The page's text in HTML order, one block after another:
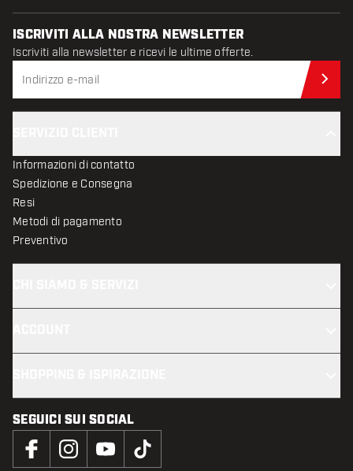
ISCRIVITI ALLA NOSTRA NEWSLETTER
Iscriviti alla newsletter e ricevi le ultime offerte.
Informazioni di contatto
Spedizione e Consegna
Resi
Metodi di pagamento
Preventivo
SEGUICI SUI SOCIAL